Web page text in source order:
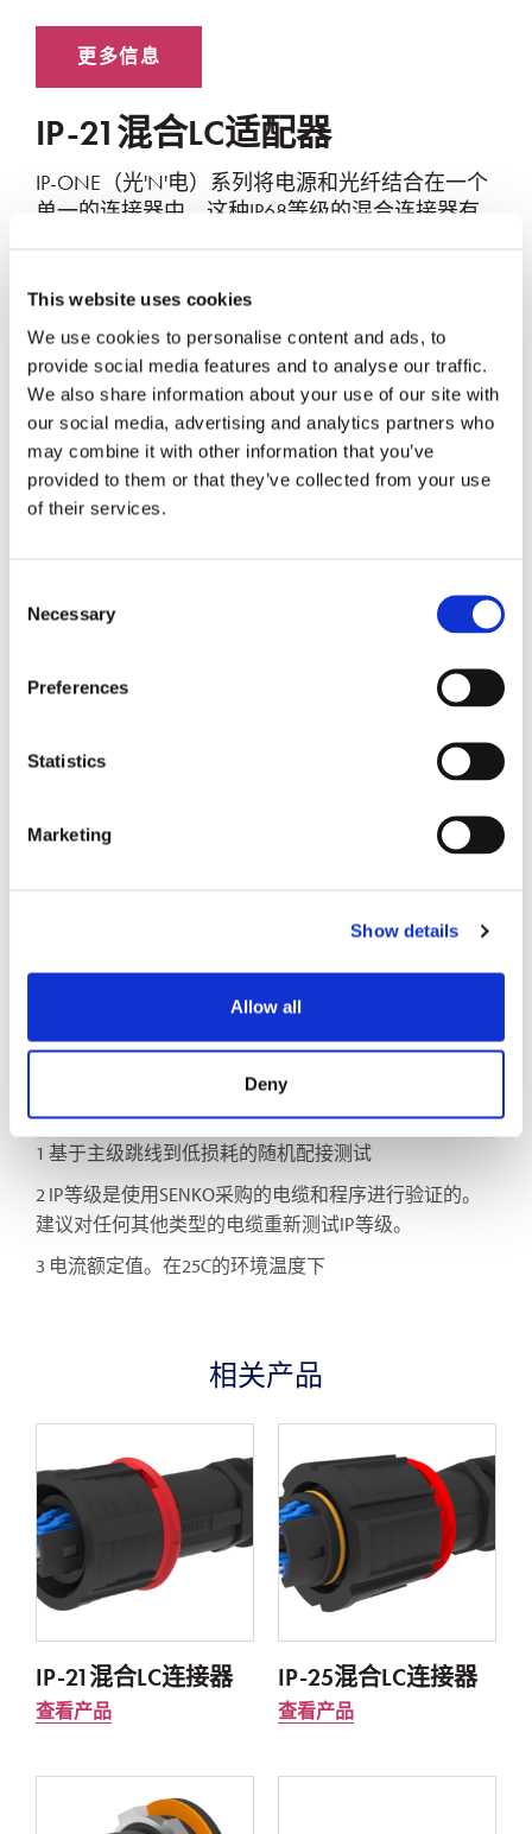
This website uses cookies
We use cookies to personalise content and ads, to
provide social media features and to analyse our traffic.
We also share information about your use of our site with
our social media, advertising and analytics partners who
may combine it with other information that you’ve
provided to them or that they’ve collected from your use
of their services.
Selection
Necessary
Preferences
Statistics
Marketing
Show details
Allow all
Deny
IP-21混合LC适配器
IP-ONE（光'N'电）系列将电源和光纤结合在一个
单一的连接器中。这种IP68等级的混合连接器有
AWG导体。
IP68 级混合适配器
LC 2 芯和 2x 8 AWG 电源
穿板型适配光电分配箱
高达 600VDC
典型插入损耗（dB）
工作温度 (°C) -40至+75
IP-Rating IP68
1 基于主级跳线到低损耗的随机配接测试
2 IP等级是使用SENKO采购的电缆和程序进行验证的。
建议对任何其他类型的电缆重新测试IP等级。
3 电流额定值。在25C的环境温度下
相关产品
IP-21混合LC连接器
查看产品
IP-25混合LC连接器
查看产品